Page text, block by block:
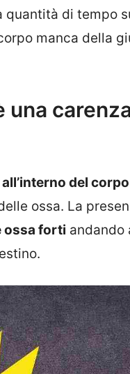
quantità di tempo
manca della
una
del corpo
ossa. La
ossa forti andando